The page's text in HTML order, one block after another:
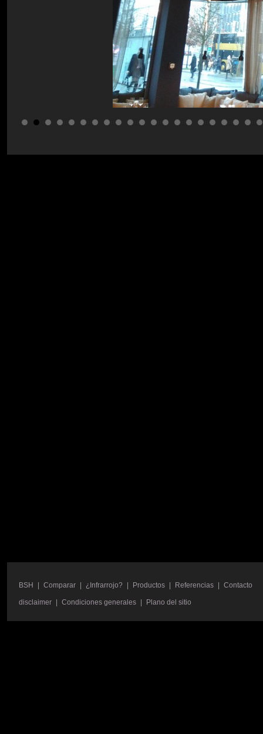
BSH Comparar ¿Infrarrojo? Productos Referencias Contacto
disclaimer Condiciones generales Plano del sitio